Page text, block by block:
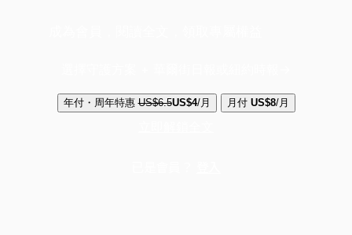
年付・周年特惠 US$6.5US$4/月 月付 US$8/月